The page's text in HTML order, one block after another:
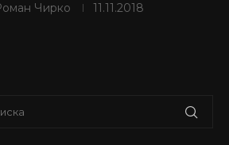
Чирко 11.11.2018